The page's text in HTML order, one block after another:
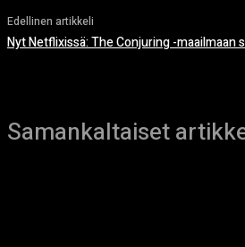
Edellinen artikkeli
Nyt Netflixissä: The Conjuring -maailmaan
Samankaltaiset